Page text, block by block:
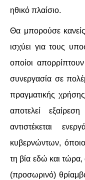
ηθικό πλαίσιο.
Θα μπορούσε κανείς
ισχύει για τους
οποίοι
συνεργασία σε
πραγματικής
αποτελεί
αντιστέκεται
κυβερνώντων,
τη βία εδώ και τώρα,
(προσωρινό)